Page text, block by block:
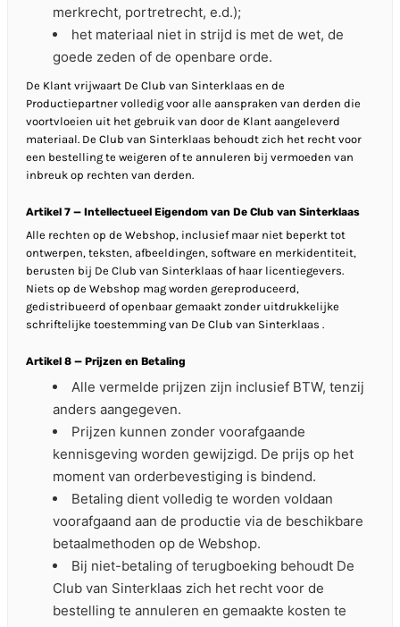
merkrecht, portretrecht, e.d.);
het materiaal niet in strijd is met de wet, de
goede zeden of de openbare orde.
De Klant vrijwaart De Club van Sinterklaas en de
Productiepartner volledig voor alle aanspraken van derden die
voortvloeien uit het gebruik van door de Klant aangeleverd
materiaal. De Club van Sinterklaas behoudt zich het recht voor
een bestelling te weigeren of te annuleren bij vermoeden van
inbreuk op rechten van derden.
Artikel 7 — Intellectueel Eigendom van De Club van Sinterklaas
Alle rechten op de Webshop, inclusief maar niet beperkt tot
ontwerpen, teksten, afbeeldingen, software en merkidentiteit,
berusten bij De Club van Sinterklaas of haar licentiegevers.
Niets op de Webshop mag worden gereproduceerd,
gedistribueerd of openbaar gemaakt zonder uitdrukkelijke
schriftelijke toestemming van De Club van Sinterklaas .
Artikel 8 — Prijzen en Betaling
Alle vermelde prijzen zijn inclusief BTW, tenzij
anders aangegeven.
Prijzen kunnen zonder voorafgaande
kennisgeving worden gewijzigd. De prijs op het
moment van orderbevestiging is bindend.
Betaling dient volledig te worden voldaan
voorafgaand aan de productie via de beschikbare
betaalmethoden op de Webshop.
Bij niet-betaling of terugboeking behoudt De
Club van Sinterklaas zich het recht voor de
bestelling te annuleren en gemaakte kosten te